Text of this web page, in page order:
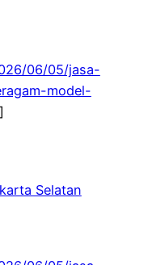
06/05/jasa-
model-
Selatan